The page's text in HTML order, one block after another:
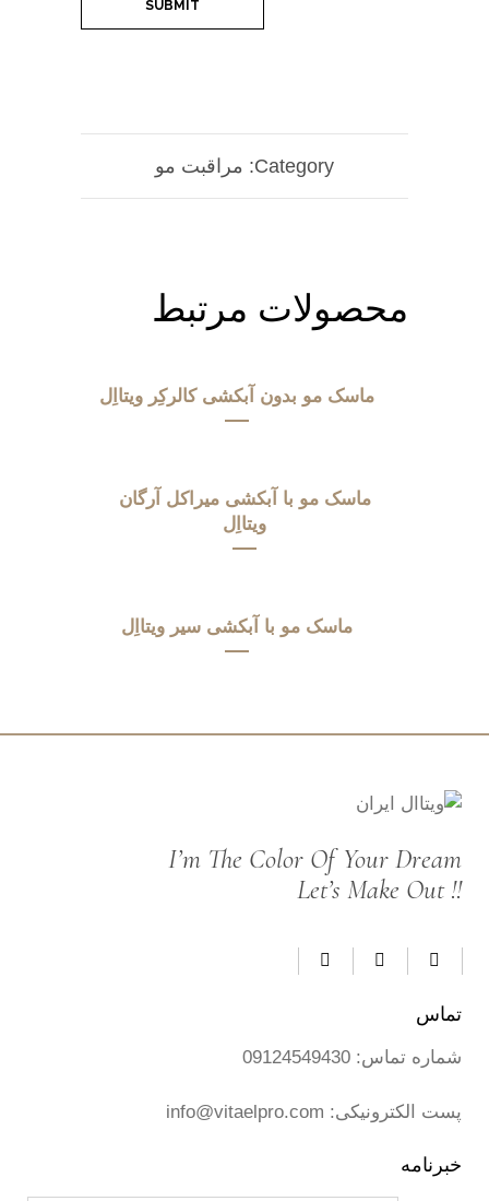
Category: مراقبت مو
محصولات مرتبط
ماسک مو بدون آبکشی کالرکِر ویتااِل
ماسک مو با آبکشی میراکل آرگان
ویتااِل
ماسک مو با آبکشی سیر ویتااِل
I’m The Color Of Your Dream
Let’s Make Out !!
تماس
شماره تماس: 09124549430
پست الکترونیکی: info@vitaelpro.com
خبرنامه